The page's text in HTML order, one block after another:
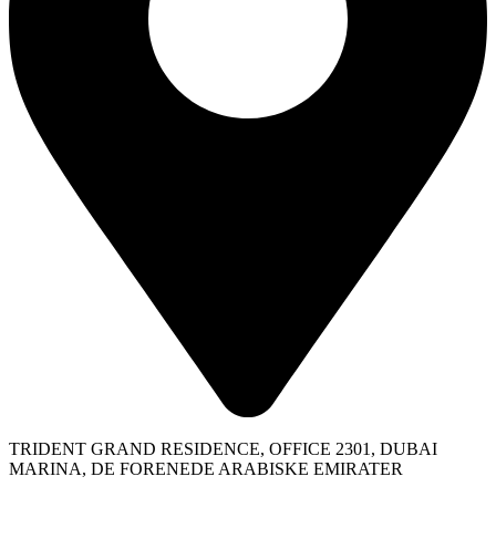
TRIDENT GRAND RESIDENCE, OFFICE 2301, DUBAI
MARINA, DE FORENEDE ARABISKE EMIRATER